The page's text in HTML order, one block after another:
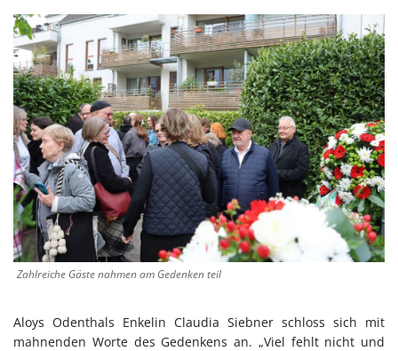
Zahlreiche Gäste nahmen am Gedenken teil
Aloys Odenthals Enkelin Claudia Siebner schloss sich mit
mahnenden Worte des Gedenkens an. „Viel fehlt nicht und